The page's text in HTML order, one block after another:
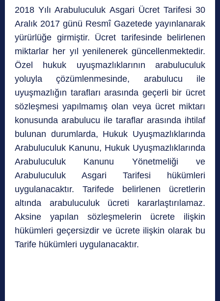
2018 Yılı Arabuluculuk Asgari Ücret Tarifesi 30
Aralık 2017 günü Resmî Gazetede yayınlanarak
yürürlüğe girmiştir. Ücret tarifesinde belirlenen
miktarlar her yıl yenilenerek güncellenmektedir.
Özel hukuk uyuşmazlıklarının arabuluculuk
yoluyla çözümlenmesinde, arabulucu ile
uyuşmazlığın tarafları arasında geçerli bir ücret
sözleşmesi yapılmamış olan veya ücret miktarı
konusunda arabulucu ile taraflar arasında ihtilaf
bulunan durumlarda, Hukuk Uyuşmazlıklarında
Arabuluculuk Kanunu, Hukuk Uyuşmazlıklarında
Arabuluculuk Kanunu Yönetmeliği ve
Arabuluculuk Asgari Tarifesi hükümleri
uygulanacaktır. Tarifede belirlenen ücretlerin
altında arabuluculuk ücreti kararlaştırılamaz.
Aksine yapılan sözleşmelerin ücrete ilişkin
hükümleri geçersizdir ve ücrete ilişkin olarak bu
Tarife hükümleri uygulanacaktır.